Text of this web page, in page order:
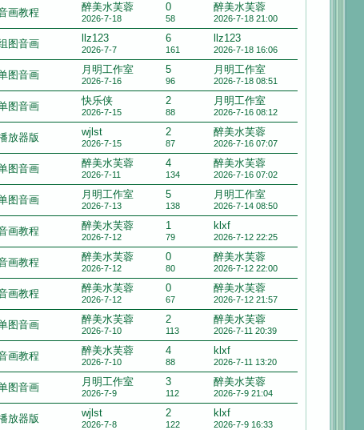
画教程 醉美水芙蓉
2026-7-18
0
58
醉美水芙蓉
2026-7-18 21:00
图音画 llz123
2026-7-7
6
161
llz123
2026-7-18 16:06
图音画 月明工作室
2026-7-16
5
96
月明工作室
2026-7-18 08:51
图音画 快乐侠
2026-7-15
2
88
月明工作室
2026-7-16 08:12
放器版 wjlst
2026-7-15
2
87
醉美水芙蓉
2026-7-16 07:07
图音画 醉美水芙蓉
2026-7-11
4
134
醉美水芙蓉
2026-7-16 07:02
图音画 月明工作室
2026-7-13
5
138
月明工作室
2026-7-14 08:50
画教程 醉美水芙蓉
2026-7-12
1
79
klxf
2026-7-12 22:25
画教程 醉美水芙蓉
2026-7-12
0
80
醉美水芙蓉
2026-7-12 22:00
画教程 醉美水芙蓉
2026-7-12
0
67
醉美水芙蓉
2026-7-12 21:57
图音画 醉美水芙蓉
2026-7-10
2
113
醉美水芙蓉
2026-7-11 20:39
画教程 醉美水芙蓉
2026-7-10
4
88
klxf
2026-7-11 13:20
图音画 月明工作室
2026-7-9
3
112
醉美水芙蓉
2026-7-9 21:04
放器版 wjlst
2026-7-8
2
122
klxf
2026-7-9 16:33